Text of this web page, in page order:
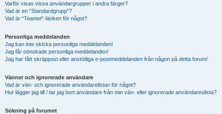
Varför visas vissa användargrupper i andra färger?
Vad är en “Standardgrupp”?
Vad är “Teamet”-länken för något?
Personliga meddelanden
Jag kan inte skicka personliga meddelanden!
Jag får oönskade personliga meddelanden!
Jag har fått skräppost eller anstötliga e-postmeddelanden från någon på detta forum!
Vänner och ignorerade användare
Vad är vän- och ignorerade användarelistan för något?
Hur lägger jag till / tar jag bort användare från min vän- eller ignorerade användareslista?
Sökning på forumet